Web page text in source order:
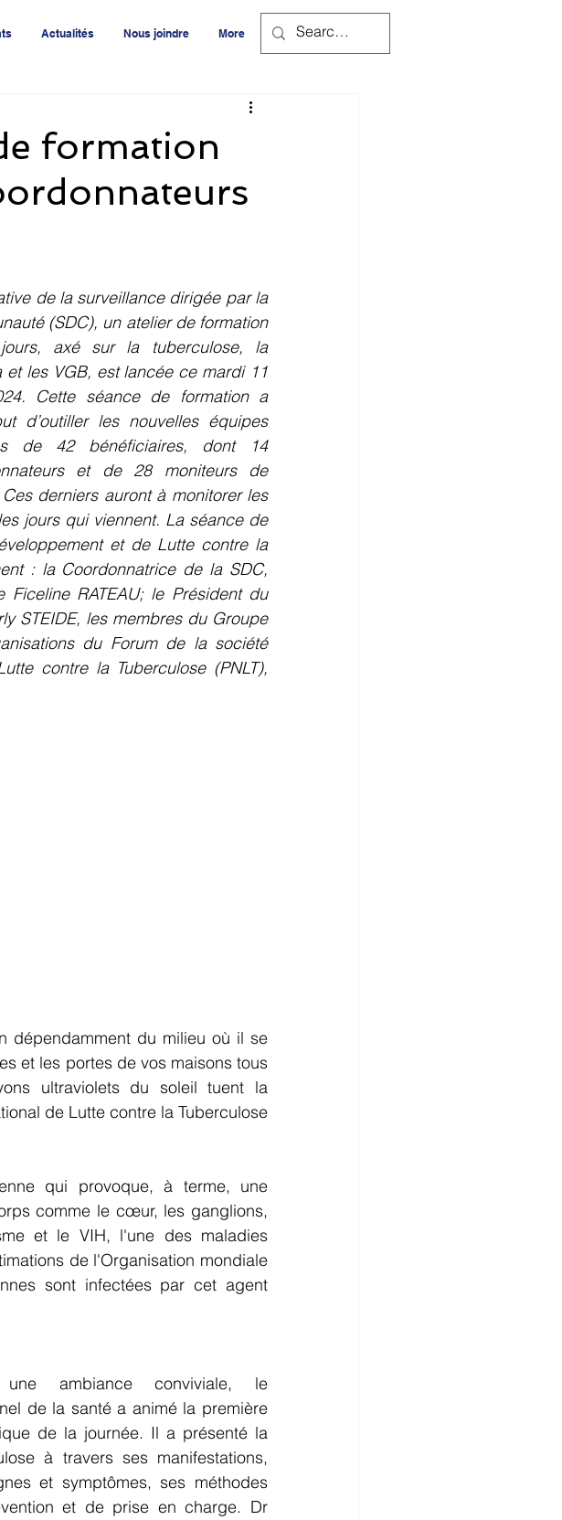
Actualités Nous joindre More
formation
de la surveillance dirigée par la
(SDC), un atelier de formation
axé sur la tuberculose, la
et les VGB, est lancée ce mardi 11
Cette séance de formation a
d’outiller les nouvelles équipes
de 42 bénéficiaires, dont 14
et de 28 moniteurs de
derniers auront à monitorer les
jours qui viennent. La séance de
et de Lutte contre la
: la Coordonnatrice de la SDC,
Ficeline RATEAU; le Président du
STEIDE, les membres du Groupe
du Forum de la société
contre la Tuberculose (PNLT),
dépendamment du milieu où il se
et les portes de vos maisons tous
ultraviolets du soleil tuent la
de Lutte contre la Tuberculose
qui provoque, à terme, une
comme le cœur, les ganglions,
et le VIH, l'une des maladies
de l'Organisation mondiale
sont infectées par cet agent
une ambiance conviviale, le
de la santé a animé la première
de la journée. Il a présenté la
à travers ses manifestations,
et symptômes, ses méthodes
et de prise en charge. Dr